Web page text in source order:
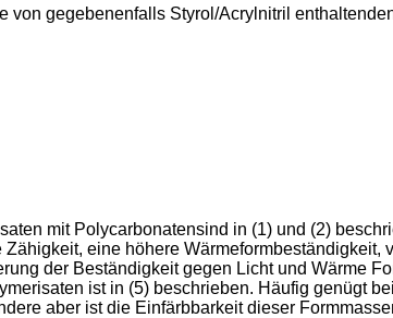
gegebenenfalls Styrol/Acrylnitril
mit Polycarbonatensind in (1) und (2)
eine höhere Wärmeformbeständigkeit,
der Beständigkeit gegen Licht und Wärme
ist in (5) beschrieben. Häufig genügt
aber ist die Einfärbbarkeit dieser